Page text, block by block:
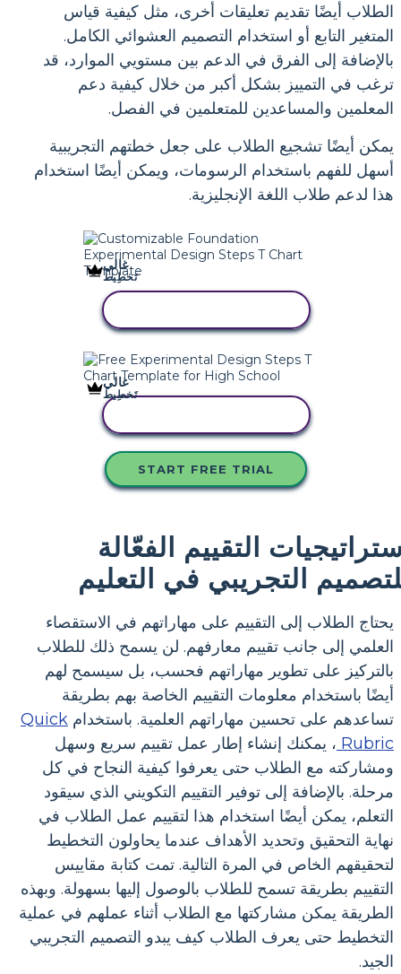
الطلاب أيضًا تقديم تعليقات أخرى، مثل كيفية قياس
المتغير التابع أو استخدام التصميم العشوائي الكامل.
بالإضافة إلى الفرق في الدعم بين مستويي الموارد، قد
ترغب في التمييز بشكل أكبر من خلال كيفية دعم
المعلمين والمساعدين للمتعلمين في الفصل.
يمكن أيضًا تشجيع الطلاب على جعل خطتهم التجريبية
أسهل للفهم باستخدام الرسومات، ويمكن أيضًا استخدام
هذا لدعم طلاب اللغة الإنجليزية.
غالي
تَخطِيط
غالي
تَخطِيط
START FREE TRIAL
التقييم الفعّالة
التجريبي في التعليم
يحتاج الطلاب إلى التقييم على مهاراتهم في الاستقصاء
العلمي إلى جانب تقييم معارفهم. لن يسمح ذلك للطلاب
بالتركيز على تطوير مهاراتهم فحسب، بل سيسمح لهم
أيضًا باستخدام معلومات التقييم الخاصة بهم بطريقة
تساعدهم على تحسين مهاراتهم العلمية. باستخدام Quick
Rubric ، يمكنك إنشاء إطار عمل تقييم سريع وسهل
ومشاركته مع الطلاب حتى يعرفوا كيفية النجاح في كل
مرحلة. بالإضافة إلى توفير التقييم التكويني الذي سيقود
التعلم، يمكن أيضًا استخدام هذا لتقييم عمل الطلاب في
نهاية التحقيق وتحديد الأهداف عندما يحاولون التخطيط
لتحقيقهم الخاص في المرة التالية. تمت كتابة مقاييس
التقييم بطريقة تسمح للطلاب بالوصول إليها بسهولة. وبهذه
الطريقة يمكن مشاركتها مع الطلاب أثناء عملهم في عملية
التخطيط حتى يعرف الطلاب كيف يبدو التصميم التجريبي
الجيد.